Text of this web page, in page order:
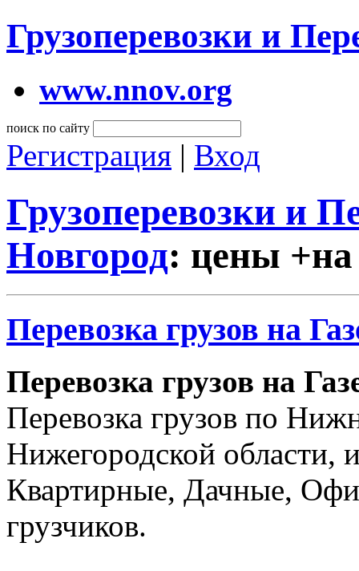
Грузоперевозки и
www.nnov.org
поиск по сайту
Регистрация | Вход
Грузоперевозки и
Новгород: цены +на
Перевозка грузов на
Перевозка грузов на
Перевозка грузов по
Нижегородской области,
Квартирные, Дачные,
грузчиков.